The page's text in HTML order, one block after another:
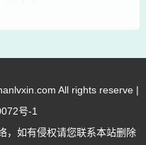
All rights reserve |
号-1
，如有侵权请您联系本站删除